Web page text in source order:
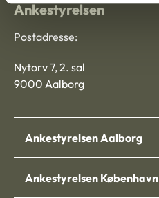
Ankestyrelsen
Postadresse:
Nytorv 7, 2. sal
9000 Aalborg
Ankestyrelsen Aalborg
Ankestyrelsen København